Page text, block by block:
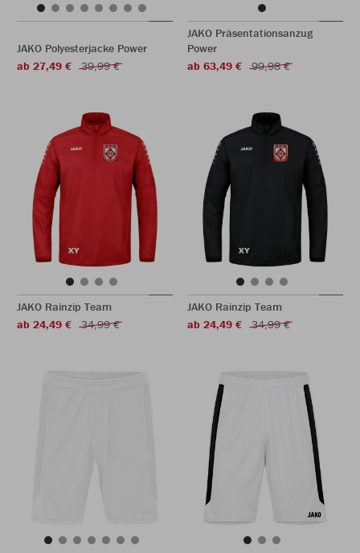
JAKO Polyesterjacke Power
ab 27,49 €
39,99 €
JAKO Präsentationsanzug
Power
ab 63,49 €
99,98 €
JAKO Rainzip Team
ab 24,49 €
34,99 €
JAKO Rainzip Team
ab 24,49 €
34,99 €